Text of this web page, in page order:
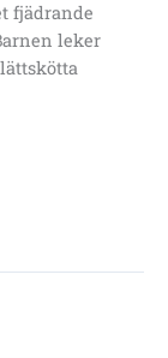
fjädrande
leker